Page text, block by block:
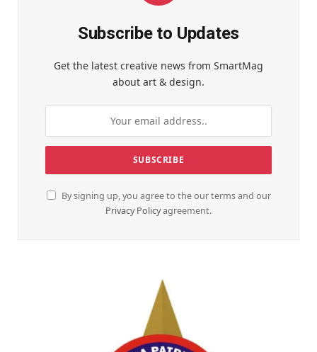
Subscribe to Updates
Get the latest creative news from SmartMag
about art & design.
By signing up, you agree to the our terms and our
Privacy Policyagreement.